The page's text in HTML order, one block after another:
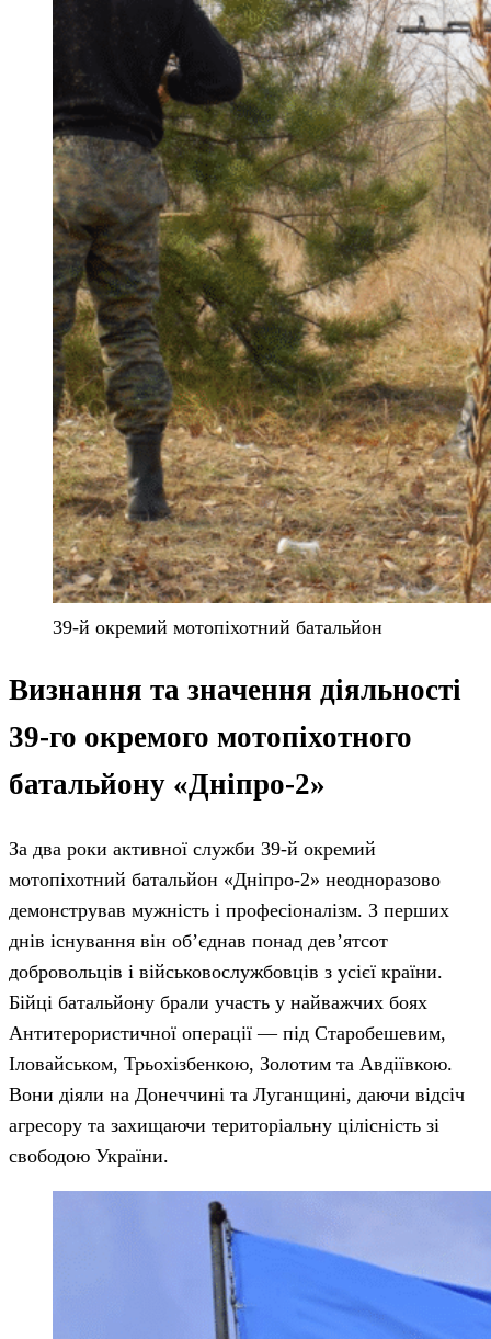
39-й окремий мотопіхотний батальйон
Визнання та значення діяльності
39-го окремого мотопіхотного
батальйону «Дніпро-2»
За два роки активної служби 39-й окремий
мотопіхотний батальйон «Дніпро-2» неодноразово
демонстрував мужність і професіоналізм. З перших
днів існування він об’єднав понад дев’ятсот
добровольців і військовослужбовців з усієї країни.
Бійці батальйону брали участь у найважчих боях
Антитерористичної операції — під Старобешевим,
Іловайськом, Трьохізбенкою, Золотим та Авдіївкою.
Вони діяли на Донеччині та Луганщині, даючи відсіч
агресору та захищаючи територіальну цілісність зі
свободою України.